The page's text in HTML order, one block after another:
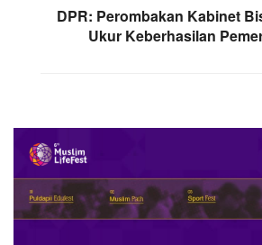
DPR: Perombakan Kabinet
Ukur Keberhasilan